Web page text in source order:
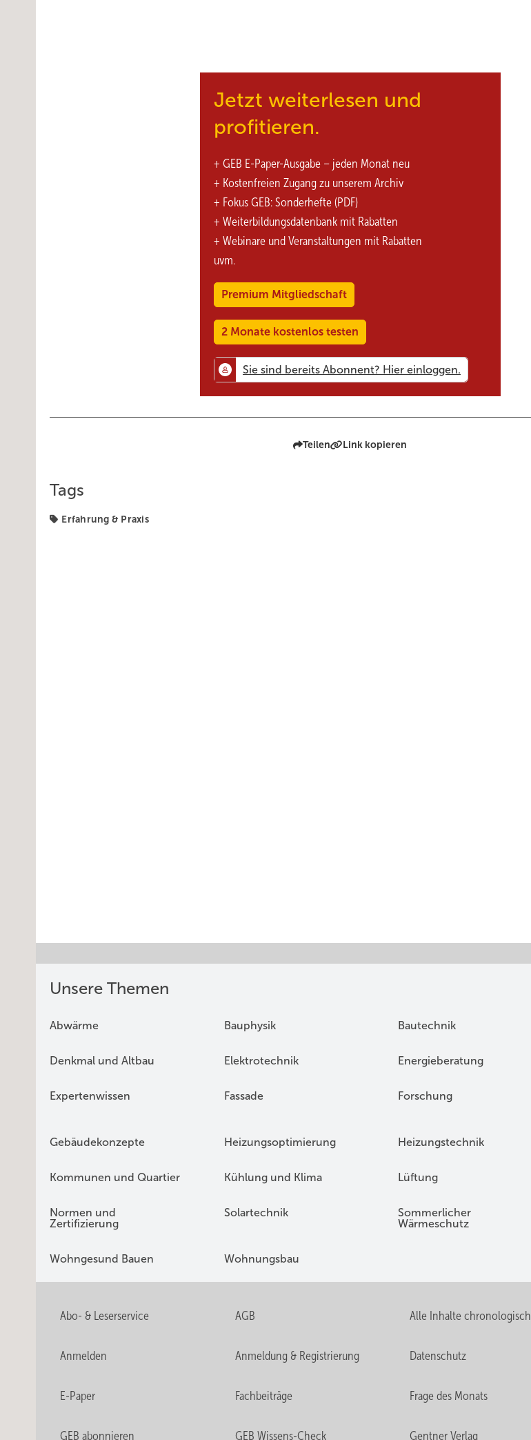
Jetzt weiterlesen und
profitieren.
+ GEB E-Paper-Ausgabe – jeden Monat neu
+ Kostenfreien Zugang zu unserem Archiv
+ Fokus GEB: Sonderhefte (PDF)
+ Weiterbildungsdatenbank mit Rabatten
+ Webinare und Veranstaltungen mit Rabatten
uvm.
Premium Mitgliedschaft
2 Monate kostenlos testen
Teilen Link kopieren
Tags
Erfahrung & Praxis
Unsere Themen
Abwärme Bauphysik Bautechnik
Denkmal und Altbau Elektrotechnik Energieberatung
Expertenwissen Fassade Forschung
Gebäudekonzepte Heizungsoptimierung Heizungstechnik
Kommunen und Quartier Kühlung und Klima Lüftung
Normen und
Zertifizierung
Solartechnik
Sommerlicher
Wärmeschutz
Wohngesund Bauen Wohnungsbau
Abo- & Leserservice AGB Alle Inhalte chronologisch
Anmelden Anmeldung & Registrierung Datenschutz
E-Paper Fachbeiträge Frage des Monats
GEB abonnieren GEB Wissens-Check Gentner Verlag